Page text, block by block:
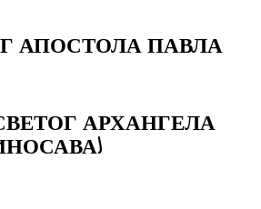
АПОСТОЛА ПАВЛА
АРХАНГЕЛА